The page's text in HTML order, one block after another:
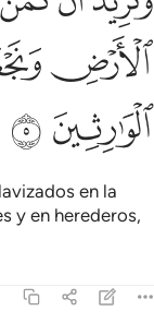
ﲺ
ﲾ ﲿ
en la
y en herederos,